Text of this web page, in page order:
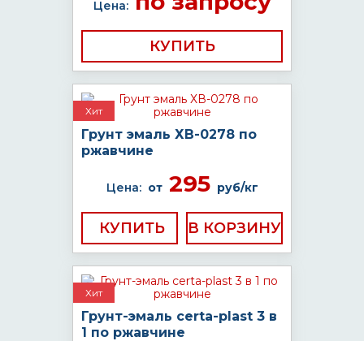
Цена:
КУПИТЬ
Хит
Грунт эмаль ХВ-0278 по
ржавчине
Цена: от295 руб/кг
КУПИТЬ
Хит
Грунт-эмаль certa-plast 3 в
1 по ржавчине